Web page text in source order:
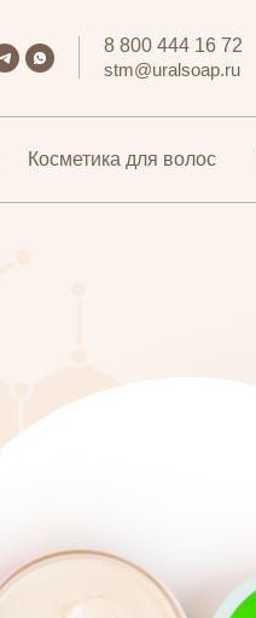
8 800 444 16 72
stm@uralsoap.ru
Косметика для волос
8 800 444 16 72
stm@uralsoap.ru
Косметика для волос